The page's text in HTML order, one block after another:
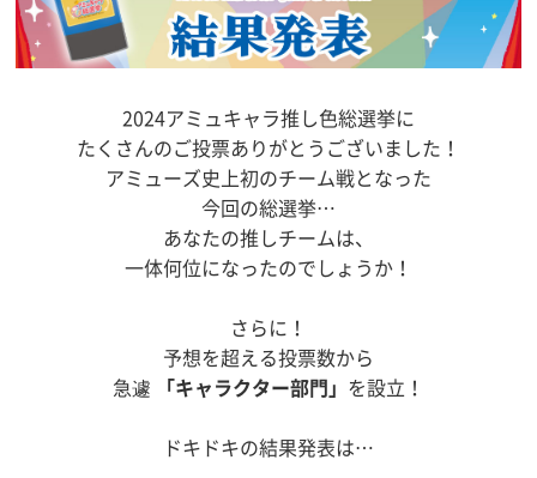
2024アミュキャラ推し色総選挙に
たくさんのご投票ありがとうございました！
アミューズ史上初のチーム戦となった
今回の総選挙…
あなたの推しチームは、
一体何位になったのでしょうか！
さらに！
予想を超える投票数から
急遽
「キャラクター部門」 を設立！
ドキドキの結果発表は…